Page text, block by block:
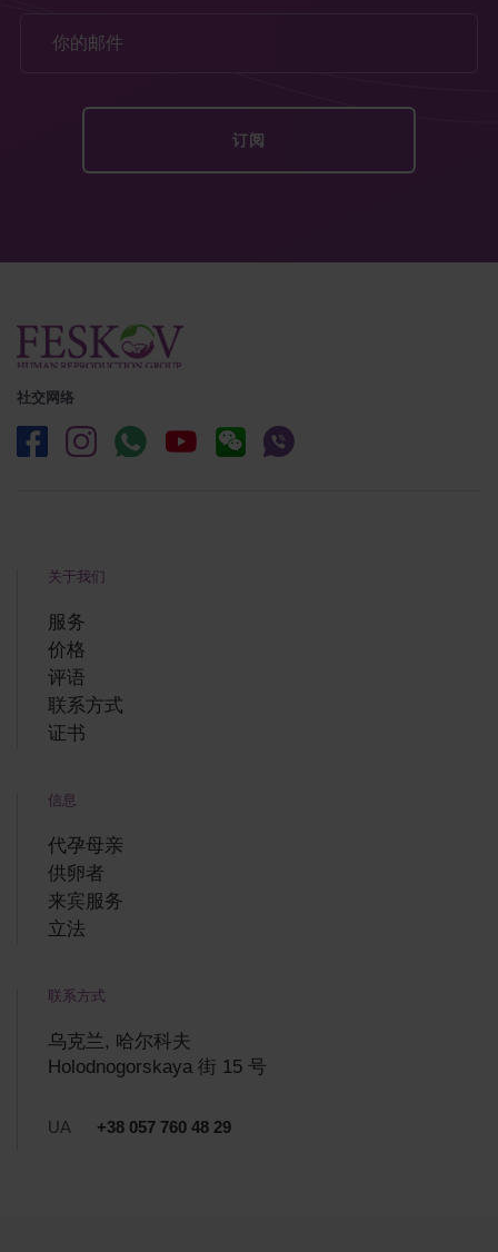
社交网络
关于我们
服务
价格
评语
联系方式
证书
信息
代孕母亲
供卵者
来宾服务
立法
联系方式
乌克兰, 哈尔科夫
Holodnogorskaya 街 15 号
UA +38 057 760 48 29